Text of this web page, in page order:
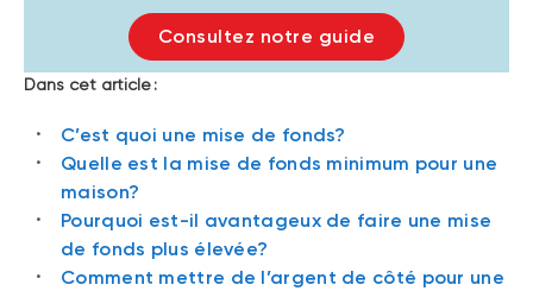
Consultez notre guide
Dans cet article :
C’est quoi une mise de fonds?
Quelle est la mise de fonds minimum pour une
maison?
Pourquoi est-il avantageux de faire une mise
de fonds plus élevée?
Comment mettre de l’argent de côté pour une